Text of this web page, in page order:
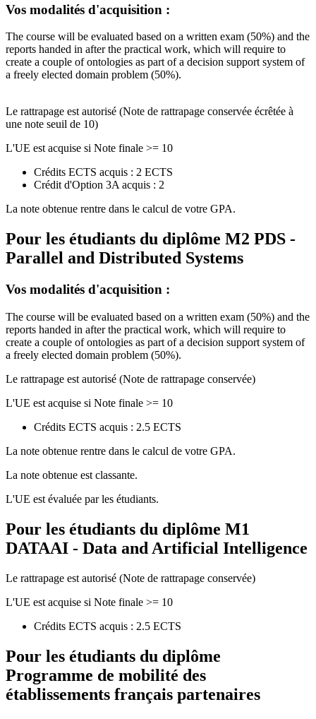
Vos modalités d'acquisition :
The course will be evaluated based on a written exam (50%) and the
reports handed in after the practical work, which will require to
create a couple of ontologies as part of a decision support system of
a freely elected domain problem (50%).
Le rattrapage est autorisé (Note de rattrapage conservée écrêtée à
une note seuil de 10)
L'UE est acquise si Note finale >= 10
Crédits ECTS acquis : 2 ECTS
Crédit d'Option 3A acquis : 2
La note obtenue rentre dans le calcul de votre GPA.
Pour les étudiants du diplôme M2 PDS -
Parallel and Distributed Systems
Vos modalités d'acquisition :
The course will be evaluated based on a written exam (50%) and the
reports handed in after the practical work, which will require to
create a couple of ontologies as part of a decision support system of
a freely elected domain problem (50%).
Le rattrapage est autorisé (Note de rattrapage conservée)
L'UE est acquise si Note finale >= 10
Crédits ECTS acquis : 2.5 ECTS
La note obtenue rentre dans le calcul de votre GPA.
La note obtenue est classante.
L'UE est évaluée par les étudiants.
Pour les étudiants du diplôme M1
DATAAI - Data and Artificial Intelligence
Le rattrapage est autorisé (Note de rattrapage conservée)
L'UE est acquise si Note finale >= 10
Crédits ECTS acquis : 2.5 ECTS
Pour les étudiants du diplôme
Programme de mobilité des
établissements français partenaires